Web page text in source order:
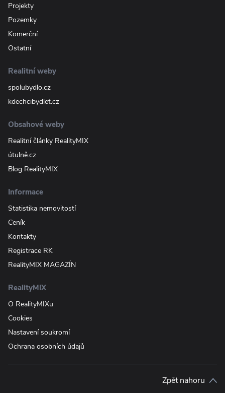
Projekty
Pozemky
Komerční
Ostatní
Realitní weby
spolubydlo.cz
kdechcibydlet.cz
Obsahové weby
Realitní články RealityMIX
útulně.cz
Blog RealityMIX
Informace
Statistika nemovitostí
Ceník
Kontakty
Registrace RK
RealityMIX MAGAZÍN
RealityMIX
O RealityMIXu
Cookies
Nastavení soukromí
Ochrana osobních údajů
Zpět nahoru